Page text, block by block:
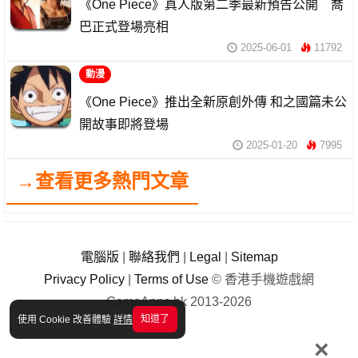
使用 Cookie 改善體驗 詳情 知道了
×
《One Piece》真人版第二季最新預告公開 喬
巴正式登場亮相
2025-06-01 11792
動漫
《One Piece》推出全新原創外傳 和之國篇未公
開故事即將登場
2025-01-20 7995
→查看更多熱門文章
電腦版 聯絡我們 Legal
Sitemap
Privacy Policy
Terms of Use © 香港手機遊戲網
GameApps.hk 2013-2026